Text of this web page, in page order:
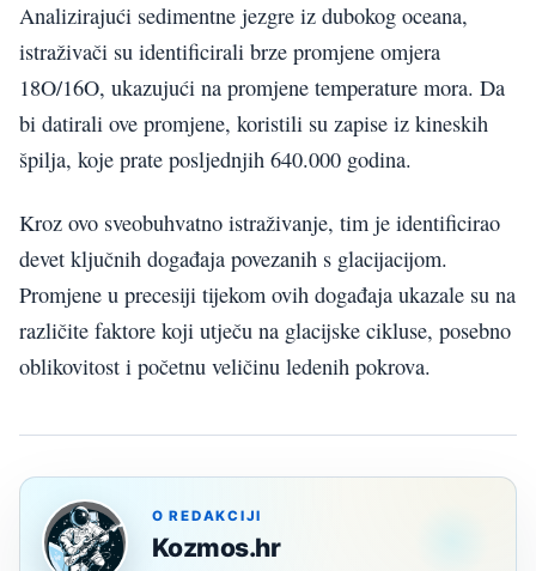
Analizirajući sedimentne jezgre iz dubokog oceana,
istraživači su identificirali brze promjene omjera
18O/16O, ukazujući na promjene temperature mora. Da
bi datirali ove promjene, koristili su zapise iz kineskih
špilja, koje prate posljednjih 640.000 godina.
Kroz ovo sveobuhvatno istraživanje, tim je identificirao
devet ključnih događaja povezanih s glacijacijom.
Promjene u precesiji tijekom ovih događaja ukazale su na
različite faktore koji utječu na glacijske cikluse, posebno
oblikovitost i početnu veličinu ledenih pokrova.
O REDAKCIJI
Kozmos.hr